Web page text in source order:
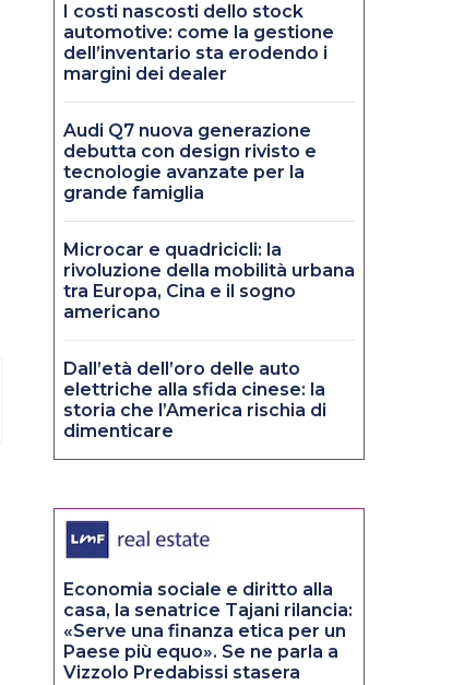
I costi nascosti dello stock
automotive: come la gestione
dell’inventario sta erodendo i
margini dei dealer
Audi Q7 nuova generazione
debutta con design rivisto e
tecnologie avanzate per la
grande famiglia
Microcar e quadricicli: la
rivoluzione della mobilità urbana
tra Europa, Cina e il sogno
americano
Dall’età dell’oro delle auto
elettriche alla sfida cinese: la
storia che l’America rischia di
dimenticare
Economia sociale e diritto alla
casa, la senatrice Tajani rilancia:
«Serve una finanza etica per un
Paese più equo». Se ne parla a
Vizzolo Predabissi stasera